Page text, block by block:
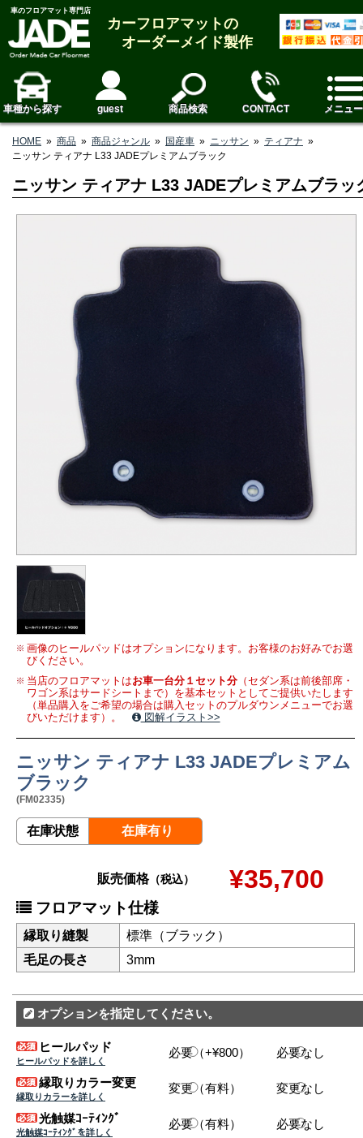
車のフロアマット専門店
カーフロアマットの
オーダーメイド製作
車種から探す guest 商品検索 CONTACT メニュー
HOME » 商品 » 商品ジャンル » 国産車 » ニッサン » ティアナ »
ニッサン ティアナ L33 JADEプレミアムブラック
ニッサン ティアナ L33 JADEプレミアムブラッ
画像のヒールパッドはオプションになります。お客様のお好みでお選
びください。
当店のフロアマットはお車一台分１セット分（セダン系は前後部席・
ワゴン系はサードシートまで）を基本セットとしてご提供いたします
（単品購入をご希望の場合は購入セットのプルダウンメニューでお選
びいただけます）。
図解イラスト>>
ニッサン ティアナ L33 JADEプレミアム
ブラック
(FM02335)
在庫状態 在庫有り
販売価格（税込） ¥35,700
フロアマット仕様
縁取り縫製
標準（ブラック）
毛足の長さ
3mm
オプションを指定してください。
ヒールパッド
ヒールパッドを詳しく
必要（+¥800） 必要なし
縁取りカラー変更
縁取りカラーを詳しく
変更（有料） 変更なし
光触媒ｺｰﾃｨﾝｸﾞ
光触媒ｺｰﾃｨﾝｸﾞを詳しく
必要（有料） 必要なし